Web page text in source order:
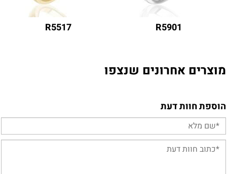
R5901
R5517
מוצרים אחרונים שנצפו
הוספת חוות דעת